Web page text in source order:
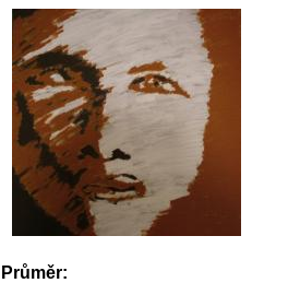
Průměr: